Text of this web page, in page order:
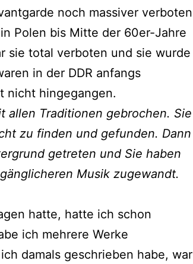
noch massiver verboten
Polen bis Mitte der 60er-Jahre
sie total verboten und sie wurde
in der DDR anfangs
nicht hingegangen.
allen Traditionen gebrochen. Sie
zu finden und gefunden. Dann
getreten und Sie haben
Musik zugewandt.
hatte, hatte ich schon
ich mehrere Werke
damals geschrieben habe, war